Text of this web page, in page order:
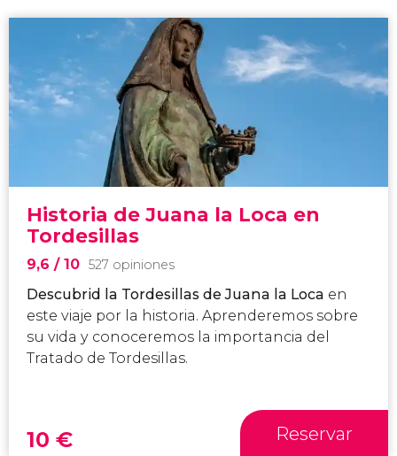
Historia de Juana la Loca en
Tordesillas
9,6 / 10 527 opiniones
Descubrid la Tordesillas de Juana la Loca en
este viaje por la historia. Aprenderemos sobre
su vida y conoceremos la importancia del
Tratado de Tordesillas.
10 € Reservar